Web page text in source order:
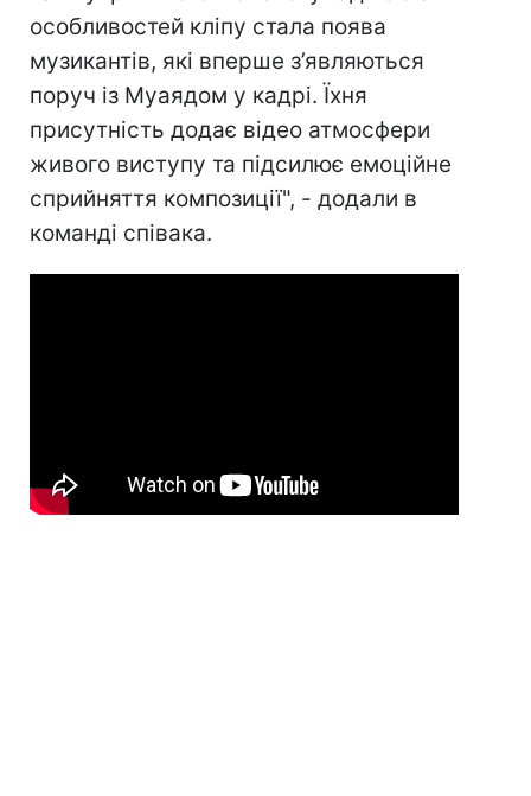
особливостей кліпу стала поява
музикантів, які вперше з’являються
поруч із Муаядом у кадрі. Їхня
присутність додає відео атмосфери
живого виступу та підсилює емоційне
сприйняття композиції", - додали в
команді співака.